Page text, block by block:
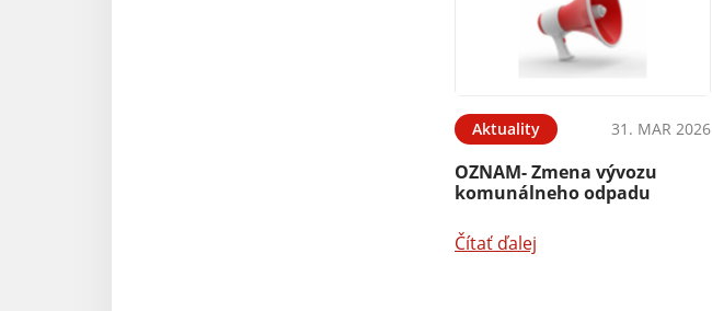
Aktuality 31. MAR 2026
OZNAM- Zmena vývozu
komunálneho odpadu
Čítať ďalej